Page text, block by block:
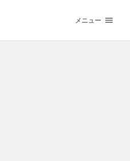
メニュー